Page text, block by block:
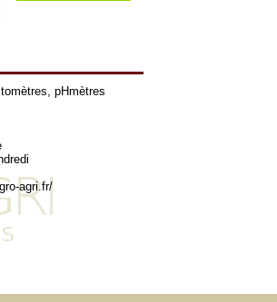
, pHmètres
agri.fr/